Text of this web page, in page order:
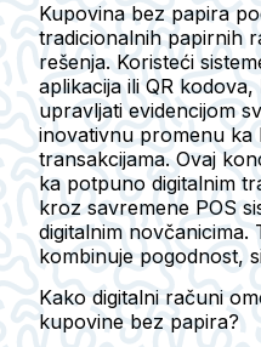
Kupovina bez papira
tradicionalnih papirnih
rešenja. Koristeći
aplikacija ili QR
upravljati evidencijom
inovativnu promenu ka
transakcijama. Ovaj
ka potpuno digitalnim
kroz savremene POS
digitalnim
kombinuje pogodnost,
Kako digitalni računi
kupovine bez papira?